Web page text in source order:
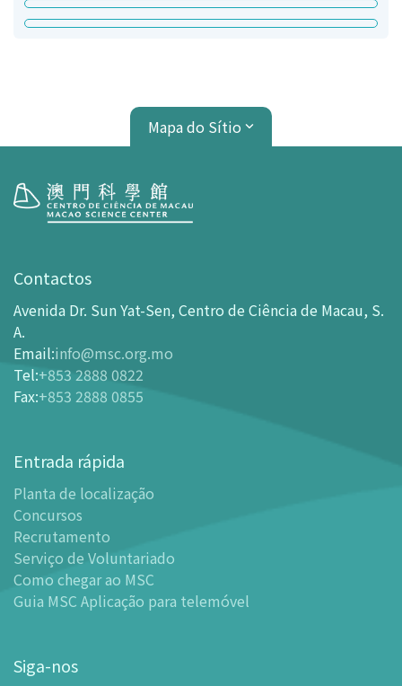
Mapa do Sítio
Horário de Funcionamento
Como chegar ao MSC
Bilheteira
- Comprar Ingressos On-line
- Ingressos e Tabela de Descontos
- Planta de localização
- Guia MSC Aplicação para telemóvel
Instalações
-
Mundo das Crianças
- Centro de Exibições
- Planetário
leitura
Contactos
Avenida Dr. Sun Yat-Sen, Centro de Ciência de Macau, S.
A.
Email:info@msc.org.mo
Tel:+853 2888 0822
Fax:+853 2888 0855
Entrada rápida
Planta de localização
Concursos
Recrutamento
Serviço de Voluntariado
Como chegar ao MSC
Guia MSC Aplicação para telemóvel
Siga-nos